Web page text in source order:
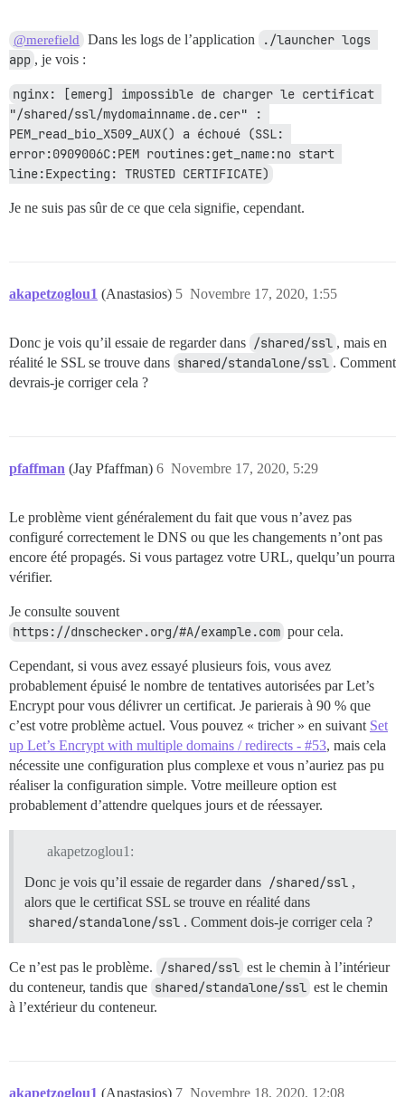
@merefield Dans les logs de l’application
./launcher logs
app , je vois :
nginx: [emerg] impossible de charger le certificat
"/shared/ssl/mydomainname.de.cer" :
PEM_read_bio_X509_AUX() a échoué (SSL:
error:0909006C:PEM routines:get_name:no start
line:Expecting: TRUSTED CERTIFICATE)
Je ne suis pas sûr de ce que cela signifie, cependant.
akapetzoglou1 (Anastasios) Novembre 17, 2020, 1:55
5
Donc je vois qu’il essaie de regarder dans /shared/ssl , mais en
réalité le SSL se trouve dans shared/standalone/ssl . Comment
devrais-je corriger cela ?
pfaffman (Jay Pfaffman) Novembre 17, 2020, 5:29
6
Le problème vient généralement du fait que vous n’avez pas
configuré correctement le DNS ou que les changements n’ont pas
encore été propagés. Si vous partagez votre URL, quelqu’un pourra
vérifier.
Je consulte souvent
https://dnschecker.org/#A/example.com pour cela.
Cependant, si vous avez essayé plusieurs fois, vous avez
probablement épuisé le nombre de tentatives autorisées par Let’s
Encrypt pour vous délivrer un certificat. Je parierais à 90 % que
c’est votre problème actuel. Vous pouvez « tricher » en suivant Set
up Let’s Encrypt with multiple domains / redirects - #53, mais cela
nécessite une configuration plus complexe et vous n’auriez pas pu
réaliser la configuration simple. Votre meilleure option est
probablement d’attendre quelques jours et de réessayer.
akapetzoglou1:
Donc je vois qu’il essaie de regarder dans /shared/ssl ,
alors que le certificat SSL se trouve en réalité dans
shared/standalone/ssl . Comment dois-je corriger cela ?
Ce n’est pas le problème. /shared/ssl est le chemin à l’intérieur
du conteneur, tandis que shared/standalone/ssl est le chemin
à l’extérieur du conteneur.
akapetzoglou1 (Anastasios) Novembre 18, 2020, 12:08
7